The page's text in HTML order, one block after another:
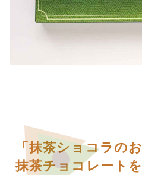
「抹茶ショコラの
抹茶チョコレート